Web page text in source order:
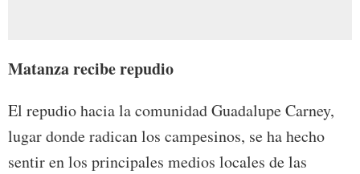
Matanza recibe repudio
El repudio hacia la comunidad Guadalupe Carney,
lugar donde radican los campesinos, se ha hecho
sentir en los principales medios locales de las